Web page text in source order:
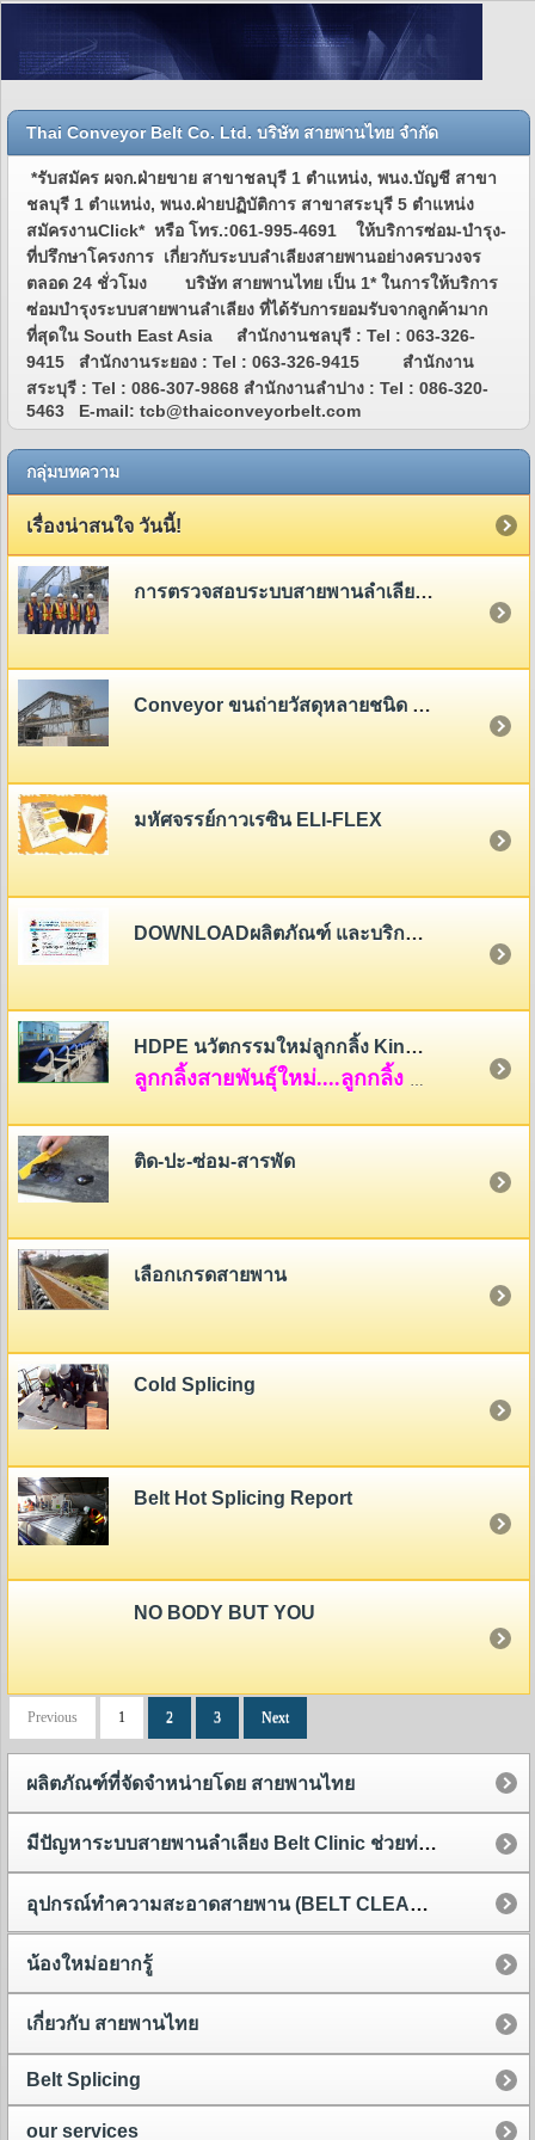
Thai Conveyor Belt Co. Ltd. บริษัท สายพานไทย จำกัด
*รับสมัคร ผจก.ฝ่ายขาย สาขาชลบุรี 1 ตำแหน่ง, พนง.บัญชี สาขา
ชลบุรี 1 ตำแหน่ง, พนง.ฝ่ายปฏิบัติการ สาขาสระบุรี 5 ตำแหน่ง
สมัครงานClick* หรือ โทร.:061-995-4691 ให้บริการซ่อม-บำรุง-
ที่ปรึกษาโครงการ เกี่ยวกับระบบลำเลียงสายพานอย่างครบวงจร
ตลอด 24 ชั่วโมง บริษัท สายพานไทย เป็น 1* ในการให้บริการ
ซ่อมบำรุงระบบสายพานลำเลียง ที่ได้รับการยอมรับจากลูกค้ามาก
ที่สุดใน South East Asia สำนักงานชลบุรี : Tel : 063-326-
9415 สำนักงานระยอง : Tel : 063-326-9415 สำนักงาน
สระบุรี : Tel : 086-307-9868 สำนักงานลำปาง : Tel : 086-320-
5463 E-mail: tcb@thaiconveyorbelt.com
กลุ่มบทความ
เรื่องน่าสนใจ วันนี้!
การตรวจสอบระบบสายพานลำเลียง (Belt Conveyor System Inspection)
Conveyor ขนถ่ายวัสดุหลายชนิด - หลายขนาด
มหัศจรรย์กาวเรซิน ELI-FLEX
DOWNLOADผลิตภัณฑ์ และบริการของสายพานไทย
HDPE นวัตกรรมใหม่ลูกกลิ้ง King Roller (HDPE Rollers Innovation)
ลูกกลิ้งสายพันธุ์ใหม่....ลูกกลิ้ง HDPE
ติด-ปะ-ซ่อม-สารพัด
เลือกเกรดสายพาน
Cold Splicing
Belt Hot Splicing Report
NO BODY BUT YOU
Previous 1 2 3 Next
ผลิตภัณฑ์ที่จัดจำหน่ายโดย สายพานไทย
มีปัญหาระบบสายพานลำเลียง Belt Clinic ช่วยท่านได้
อุปกรณ์ทำความสะอาดสายพาน (BELT CLEANER)
น้องใหม่อยากรู้
เกี่ยวกับ สายพานไทย
Belt Splicing
our services